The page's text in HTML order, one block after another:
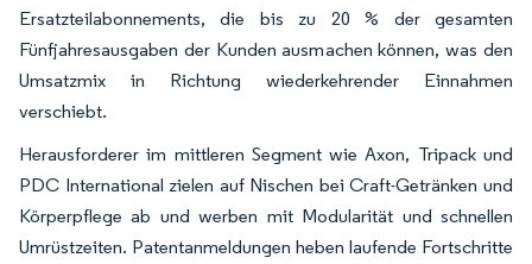
Ersatzteilabonnements, die bis zu 20 % der gesamten
Fünfjahresausgaben der Kunden ausmachen können, was den
Umsatzmix in Richtung wiederkehrender Einnahmen
verschiebt.
Herausforderer im mittleren Segment wie Axon, Tripack und
PDC International zielen auf Nischen bei Craft-Getränken und
Körperpflege ab und werben mit Modularität und schnellen
Umrüstzeiten. Patentanmeldungen heben laufende Fortschritte